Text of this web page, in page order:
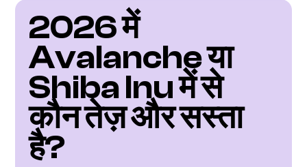
2026 में
Avalanche या
Shiba Inu में से
कौन तेज़ और सस्ता
है?